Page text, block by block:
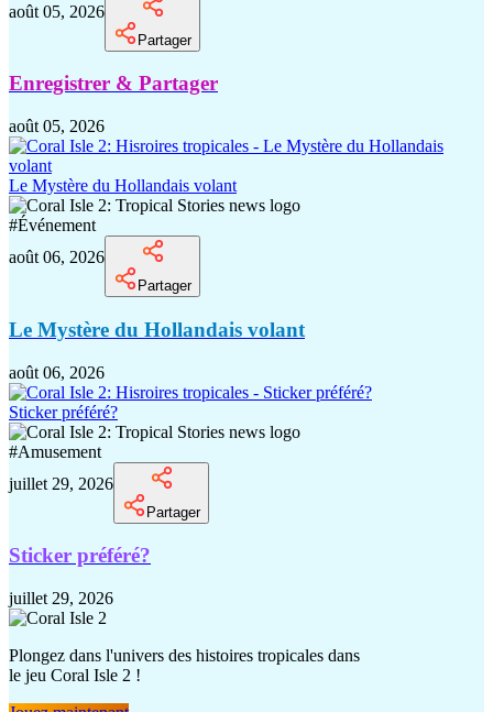
août 05, 2026
Partager
Enregistrer & Partager
août 05, 2026
Le Mystère du Hollandais volant
#Événement
août 06, 2026
Partager
Le Mystère du Hollandais volant
août 06, 2026
Sticker préféré?
#Amusement
juillet 29, 2026
Partager
Sticker préféré?
juillet 29, 2026
Plongez dans l'univers des histoires tropicales dans
le jeu Coral Isle 2 !